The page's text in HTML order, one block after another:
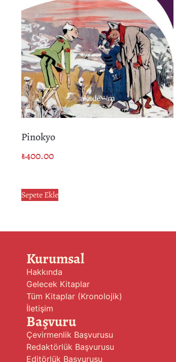
Pinokyo
₺400.00
Sepete Ekle
Kurumsal
Hakkında
Gelecek Kitaplar
Tüm Kitaplar (Kronolojik)
İletişim
Başvuru
Çevirmenlik Başvurusu
Redaktörlük Başvurusu
Editörlük Başvurusu